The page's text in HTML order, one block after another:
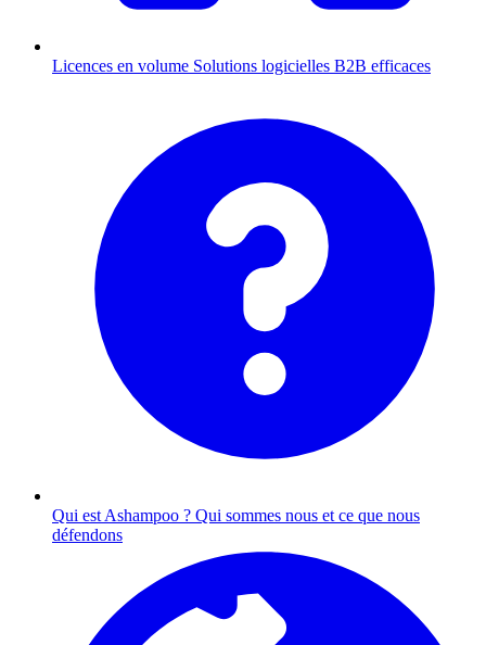
Licences en volume Solutions logicielles B2B efficaces
Qui est Ashampoo ? Qui sommes nous et ce que nous
défendons